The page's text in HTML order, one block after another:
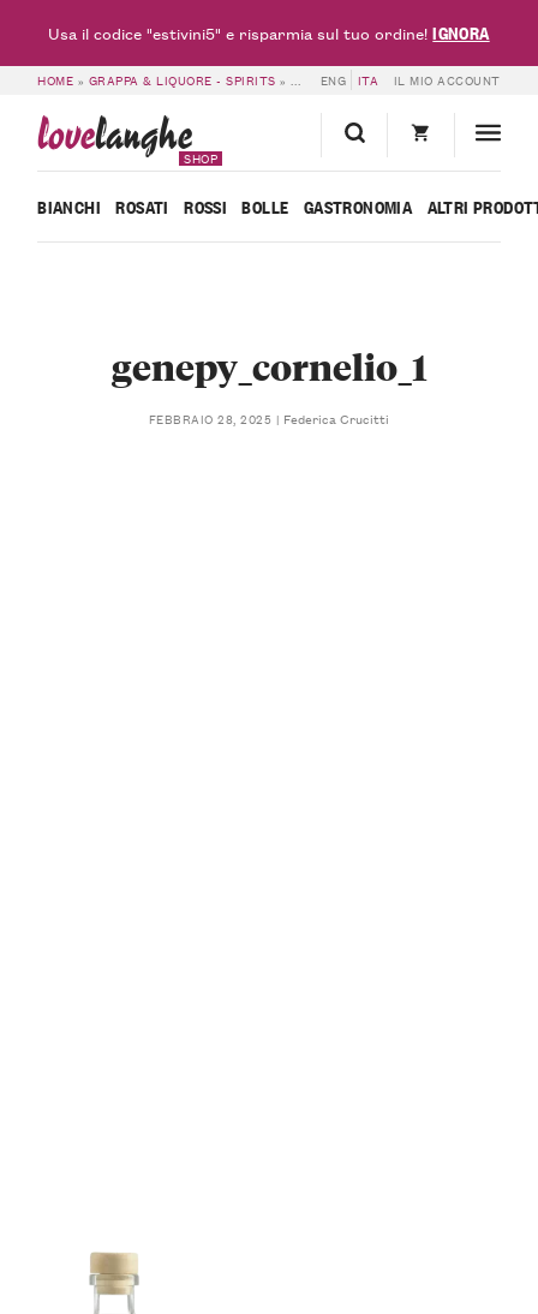
HOME » GRAPPA & LIQUORE - SPIRITS »GENEPY – CORNELIO»
ENG ITA IL MIO ACCOUNT
lovelanghe
SHOP
BIANCHI ROSATI ROSSI BOLLE GASTRONOMIA ALTRI
genepy_cornelio_1
FEBBRAIO 28, 2025 Federica Crucitti
Usa il codice "estivini5" e risparmia sul tuo ordine!IGNORA